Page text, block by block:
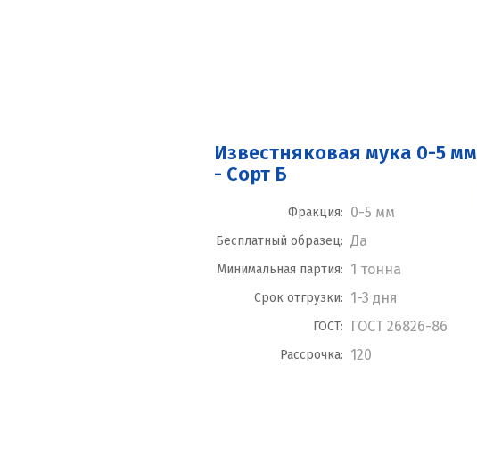
Известняковая мука 0-5 мм
- Сорт Б
Фракция: 0-5 мм
Бесплатный образец: Да
Минимальная партия: 1 тонна
Срок отгрузки: 1-3 дня
ГОСТ: ГОСТ 26826-86
Рассрочка: 120